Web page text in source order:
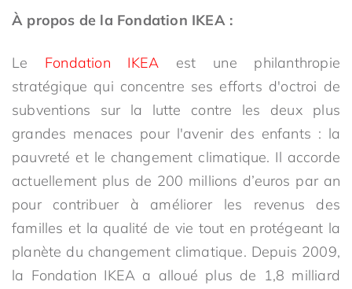
À propos de la Fondation IKEA :
Le Fondation IKEA est une philanthropie
stratégique qui concentre ses efforts d'octroi de
subventions sur la lutte contre les deux plus
grandes menaces pour l'avenir des enfants : la
pauvreté et le changement climatique. Il accorde
actuellement plus de 200 millions d’euros par an
pour contribuer à améliorer les revenus des
familles et la qualité de vie tout en protégeant la
planète du changement climatique. Depuis 2009,
la Fondation IKEA a alloué plus de 1,8 milliard